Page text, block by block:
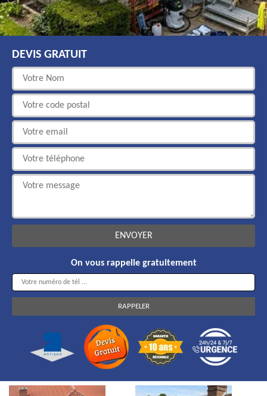
DEVIS GRATUIT
On vous rappelle gratuitement